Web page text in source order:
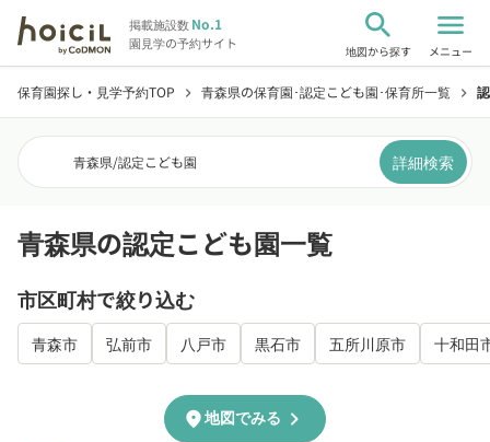
掲載施設数No.1
園見学の予約サイト
search
地図から探す
menu
メニュー
保育園探し・見学予約TOP chevron_right 青森県の保育園･認定こども園･保育所一覧 chevron_right
青森県/認定こども園 詳細検索
青森県の認定こども園一覧
市区町村で絞り込む
青森市 弘前市 八戸市 黒石市 五所川原市 十和田
location_on地図でみる chevron_right